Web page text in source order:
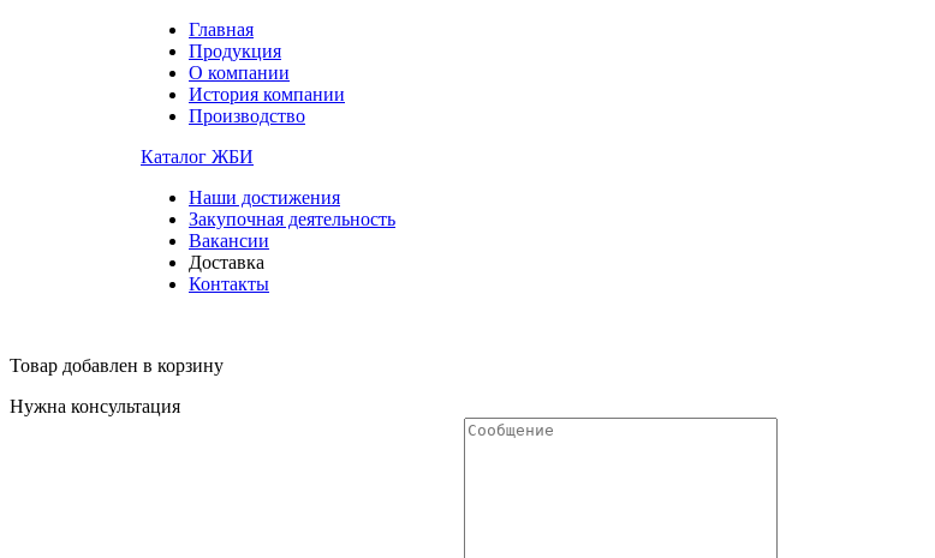
Главная
Продукция
О компании
История компании
Производство
Каталог ЖБИ
Наши достижения
Закупочная деятельность
Вакансии
Доставка
Контакты
Товар добавлен в корзину
Нужна консультация